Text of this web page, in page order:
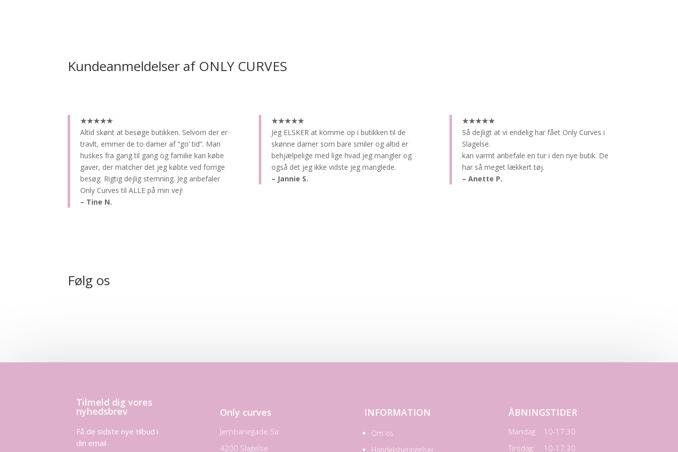
Kundeanmeldelser af ONLY CURVES
★★★★★
Altid skønt at besøge butikken. Selvom der er
travlt, emmer de to damer af “go’ tid”. Man
huskes fra gang til gang og familie kan købe
gaver, der matcher det jeg købte ved forrige
besøg. Rigtig dejlig stemning. Jeg anbefaler
Only Curves til ALLE på min vej!
– Tine N.
★★★★★
Jeg ELSKER at komme op i butikken til de
skønne damer som bare smiler og altid er
behjælpelige med lige hvad jeg mangler og
også det jeg ikke vidste jeg manglede.
– Jannie S.
★★★★★
Så dejligt at vi endelig har fået Only Curves i
Slagelse.
kan varmt anbefale en tur i den nye butik. De
har så meget lækkert tøj.
– Anette P.
Følg os
Tilmeld dig vores
nyhedsbrev
Få de sidste nye tilbud i
din email
Only curves
Jernbanegade 5a
4200 Slagelse
INFORMATION
Om os
Handelsbetingelser
ÅBNINGSTIDER
Mandag:
10-17.30
Tirsdag:
10-17.30